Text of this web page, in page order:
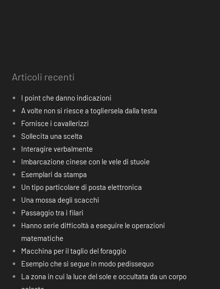
Articoli recenti
I point che danno indicazioni
A volte non si riesce a togliersela dalla testa
Fornisce i cavallerizzi
Sollecita una scelta
Interagire verbalmente
Imbarcazione cinese con le vele di stuoie
Esemplari da stampa
Un tipo particolare di posta elettronica
Una mossa degli scacchi
Passaggio tra i filari
Hanno serie difficoltà a eseguire le operazioni
matematiche
Macchina per il taglio del foraggio
Esempio che si segue in modo pedissequo
La zona in cui la luce del sole e occultata da un corpo